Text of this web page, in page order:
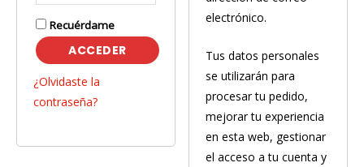
Recuérdame
ACCEDER
¿Olvidaste la
contraseña?
electrónico.
Tus datos personales
se utilizarán para
procesar tu pedido,
mejorar tu experiencia
en esta web, gestionar
el acceso a tu cuenta y